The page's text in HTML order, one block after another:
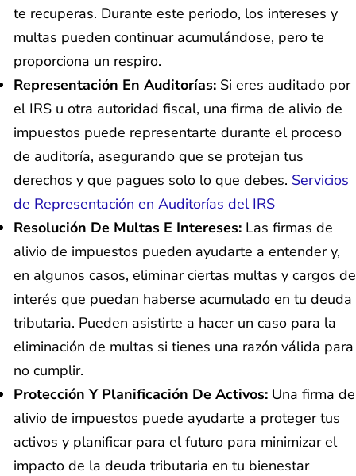
te recuperas. Durante este periodo, los intereses y
multas pueden continuar acumulándose, pero te
proporciona un respiro.
Representación En Auditorías: Si eres auditado por
el IRS u otra autoridad fiscal, una firma de alivio de
impuestos puede representarte durante el proceso
de auditoría, asegurando que se protejan tus
derechos y que pagues solo lo que debes. Servicios
de Representación en Auditorías del IRS
Resolución De Multas E Intereses: Las firmas de
alivio de impuestos pueden ayudarte a entender y,
en algunos casos, eliminar ciertas multas y cargos de
interés que puedan haberse acumulado en tu deuda
tributaria. Pueden asistirte a hacer un caso para la
eliminación de multas si tienes una razón válida para
no cumplir.
Protección Y Planificación De Activos: Una firma de
alivio de impuestos puede ayudarte a proteger tus
activos y planificar para el futuro para minimizar el
impacto de la deuda tributaria en tu bienestar